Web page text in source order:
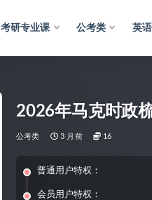
考研专业课 公考类 英
2026年马克时政
公考类 3 月前 16
普通用户特权：
会员用户特权：